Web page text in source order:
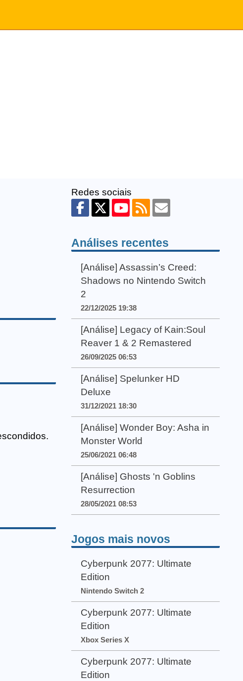
Redes sociais
Análises recentes
[Análise] Assassin’s Creed:
Shadows no Nintendo Switch
2
22/12/2025 19:38
[Análise] Legacy of Kain:Soul
Reaver 1 & 2 Remastered
26/09/2025 06:53
[Análise] Spelunker HD
Deluxe
31/12/2021 18:30
[Análise] Wonder Boy: Asha in
Monster World
25/06/2021 06:48
[Análise] Ghosts 'n Goblins
Resurrection
28/05/2021 08:53
Jogos mais novos
Cyberpunk 2077: Ultimate
Edition
Nintendo Switch 2
Cyberpunk 2077: Ultimate
Edition
Xbox Series X
Cyberpunk 2077: Ultimate
Edition